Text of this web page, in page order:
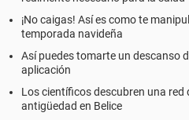
¡No caigas! Así es como te
temporada navideña
Así puedes tomarte un descanso
aplicación
Los científicos descubren una red
antigüedad en Belice